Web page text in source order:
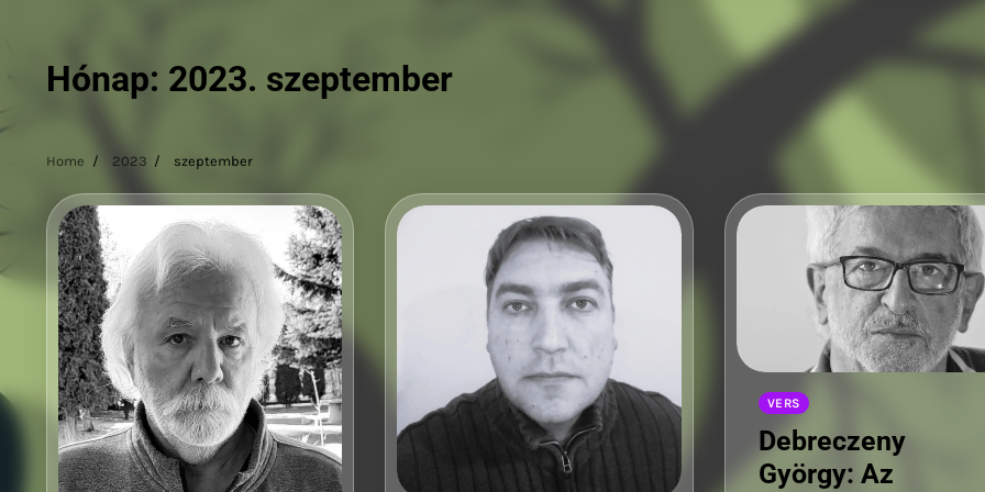
Hónap: 2023. szeptember
Home 2023 szeptember
VERS
Debreczeny
György: Az